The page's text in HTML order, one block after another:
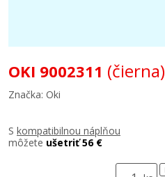
OKI 9002311 (čierna)
Značka: Oki
S kompatibilnou náplňou
môžete ušetriť 56 €